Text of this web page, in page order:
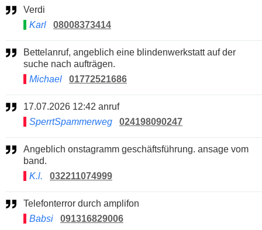
Verdi
Karl
08008373414
Bettelanruf, angeblich eine blindenwerkstatt auf der
suche nach aufträgen.
Michael
01772521686
17.07.2026 12:42 anruf
SperrtSpammerweg
024198090247
Angeblich onstagramm geschäftsführung. ansage vom
band.
K.l.
032211074999
Telefonterror durch amplifon
Babsi
091316829006